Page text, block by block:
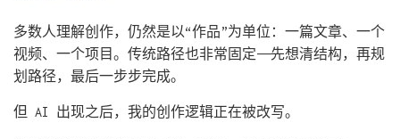
多数人理解创作，仍然是以“作品”为单位：一篇文章、一个
视频、一个项目。传统路径也非常固定——先想清结构，再规
划路径，最后一步步完成。
但 AI 出现之后，我的创作逻辑正在被改写。